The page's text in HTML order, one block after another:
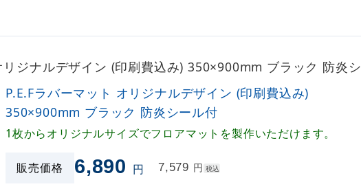
リジナルデザイン (印刷費込み) 350×900mm ブラック 防炎
P.E.Fラバーマット オリジナルデザイン (印刷費込み)
350×900mm ブラック 防炎シール付
1枚からオリジナルサイズでフロアマットを製作いただけます。
販売価格 6,890 円 7,579 円 税込